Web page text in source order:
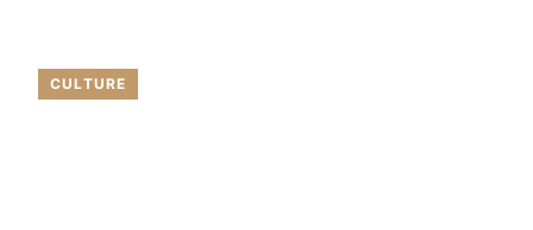
CULTURE